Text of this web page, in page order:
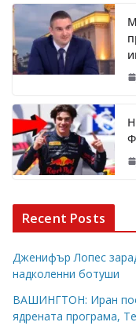
Recent Posts
Дженифър Лопес
надколенни ботуши
ВАШИНГТОН: Иран
ядрената програма,